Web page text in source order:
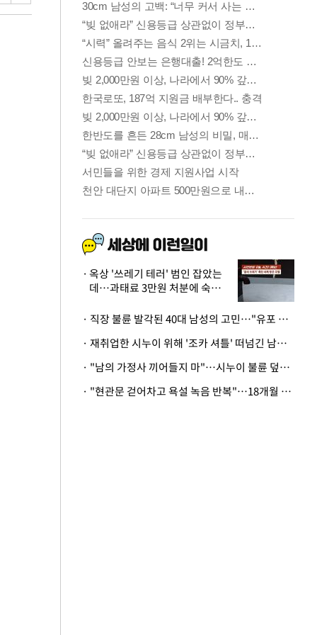
옥상 '쓰레기 테러' 범인 잡았는
데…과태료 3만원 처분에 숙박업
· 직장 불륜 발각된 40대 남성의 고민…"유포 동료 명예훼손·협박죄 고소 가능할까"
· 재취업한 시누이 위해 '조카 셔틀' 떠넘긴 남편…아내 "난 못한다"
· "남의 가정사 끼어들지 마"…시누이 불륜 덮으려는 남편에 억울한 아내
· "현관문 걷어차고 욕설 녹음 반복"…18개월 아기 키우는 집 뒤흔든 '앞집의 비극'